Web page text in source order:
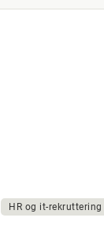
HR og it-rekruttering